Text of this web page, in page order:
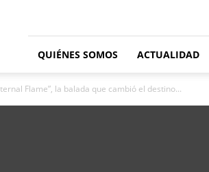
QUIÉNES SOMOS ACTUALIDAD
Flame”, la balada que cambió el destino...